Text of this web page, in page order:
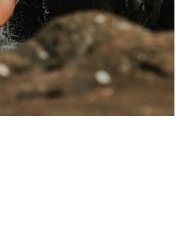
24